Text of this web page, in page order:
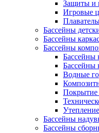
Защиты и
Игровые
Бассейны
Бассейны
Бассейны
Бассейны
Бассейны
Водные
Бассейны
Бассейны